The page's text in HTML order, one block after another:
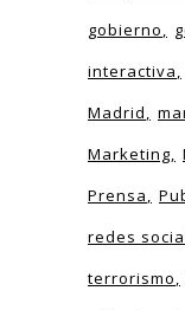
gobierno
interactiva
Madrid
Marketing
Prensa
redes
terrorismo